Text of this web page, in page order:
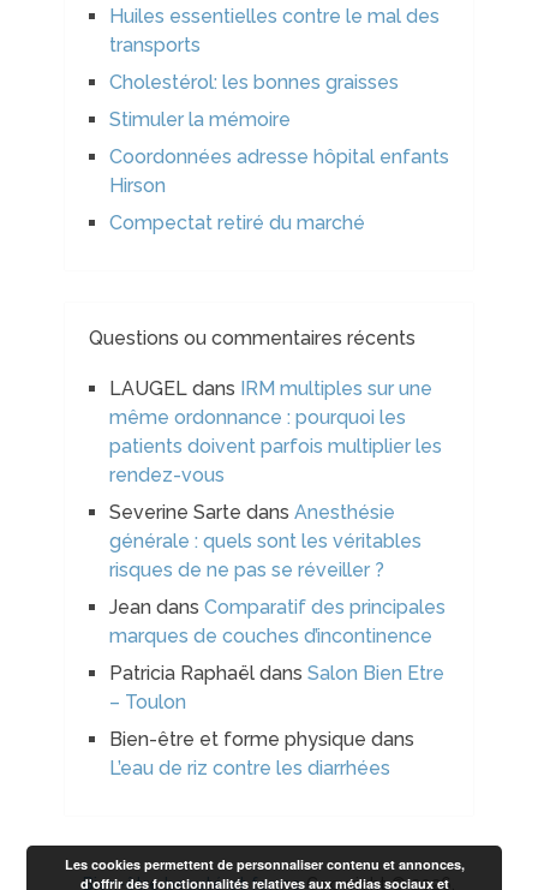
Huiles essentielles contre le mal des
transports
Cholestérol: les bonnes graisses
Stimuler la mémoire
Coordonnées adresse hôpital enfants
Hirson
Compectat retiré du marché
Questions ou commentaires récents
LAUGELdans
IRM multiples sur une
même ordonnance : pourquoi les
patients doivent parfois multiplier les
rendez-vous
Severine Sarte dans Anesthésie
générale : quels sont les véritables
risques de ne pas se réveiller ?
Jeandans Comparatif des principales
marques de couches d’incontinence
Patricia Raphaëldans Salon Bien Etre
– Toulon
Bien-être et forme physique dans
L’eau de riz contre les diarrhées
Bien-être beauté et formeCopyright © 2026.
Les cookies permettent de personnaliser contenu et annonces,
d'offrir des fonctionnalités relatives aux médias sociaux et